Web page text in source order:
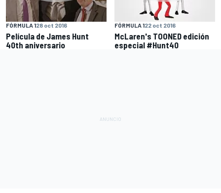
FÓRMULA 128 oct 2016
Película de James Hunt
40th aniversario
FÓRMULA 122 oct 2016
McLaren's TOONED edición
especial #Hunt40